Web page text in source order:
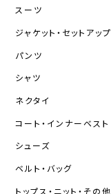
スーツ
ジャケット・セットアップ
パンツ
シャツ
ネクタイ
コート・インナーベスト
シューズ
ベルト・バッグ
トップス・ニット・その他